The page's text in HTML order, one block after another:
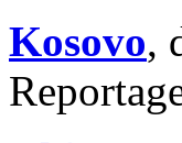
Kosovo,